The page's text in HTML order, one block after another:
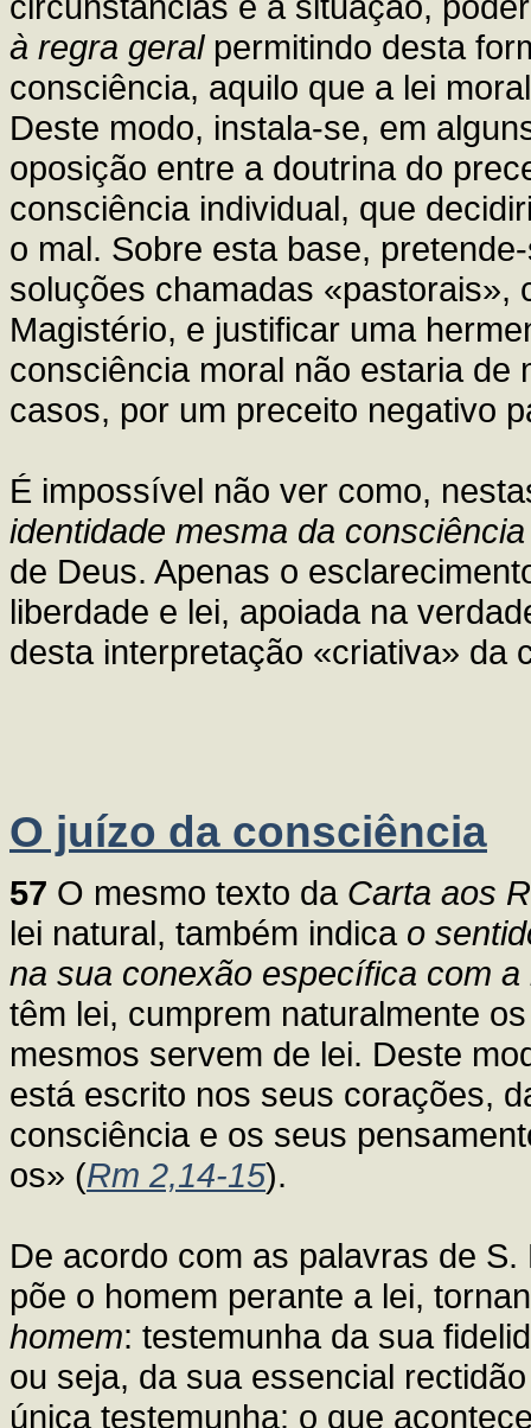
à regra geralpermitindo desta
consciência, aquilo que a lei
Deste modo, instala-se, em
oposição entre a doutrina do
consciência individual, que
o mal. Sobre esta base,
soluções chamadas «pastorais»,
Magistério, e justificar uma
consciência moral não estaria de
casos, por um preceito negativo
É impossível não ver como,
identidade mesma da
de Deus. Apenas o
liberdade e lei, apoiada na
desta interpretação «criativa» da
O juízo da consciência
57 O mesmo texto da Carta aos
lei natural, também indica o
na sua conexão específica com a
têm lei, cumprem naturalmente
mesmos servem de lei. Deste
está escrito nos seus corações,
consciência e os seus
os» (Rm 2,14-15).
De acordo com as palavras de
põe o homem perante a lei,
homem: testemunha da sua
ou seja, da sua essencial
única testemunha: o que